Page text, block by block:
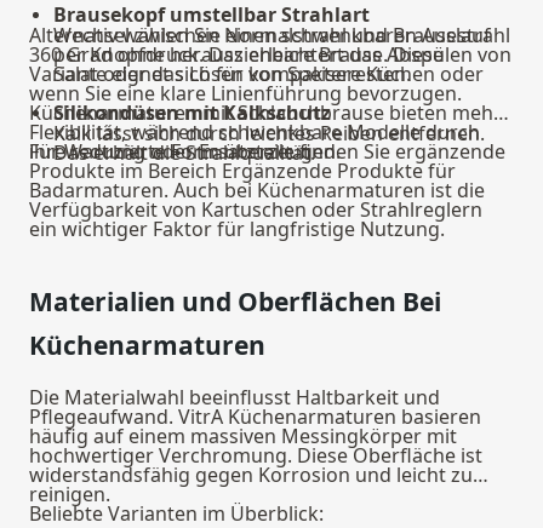
Brausekopf umstellbar Strahlart
Wechsel zwischen Normalstrahl und Brausestrahl
per Knopfdruck. Das erleichtert das Abspülen von
Salat oder das Lösen von Speiseresten.
Silikondüsen mit Kalkschutz
Kalk lässt sich durch leichtes Reiben entfernen.
Das erhält die Strahlqualität.
Alternativ wählen Sie einen schwenkbaren Auslauf
360 Grad ohne herausziehbare Brause. Diese
Variante eignet sich für kompaktere Küchen oder
wenn Sie eine klare Linienführung bevorzugen.
Küchenarmaturen mit Schlauchbrause bieten mehr
Flexibilität, während schwenkbare Modelle durch
ihre reduzierte Form überzeugen.
Für Wartung oder Ersatzteile finden Sie ergänzende
Produkte im Bereich Ergänzende Produkte für
Badarmaturen. Auch bei Küchenarmaturen ist die
Verfügbarkeit von Kartuschen oder Strahlreglern
ein wichtiger Faktor für langfristige Nutzung.
Materialien und Oberflächen Bei
Küchenarmaturen
Die Materialwahl beeinflusst Haltbarkeit und
Pflegeaufwand. VitrA Küchenarmaturen basieren
häufig auf einem massiven Messingkörper mit
hochwertiger Verchromung. Diese Oberfläche ist
widerstandsfähig gegen Korrosion und leicht zu
reinigen.
Beliebte Varianten im Überblick: